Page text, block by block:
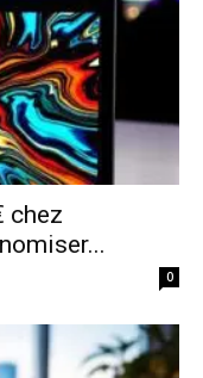
chez
0